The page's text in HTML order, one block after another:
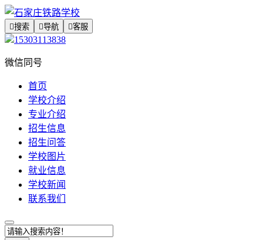
搜索 导航 客服
15303113838
微信同号
首页
学校介绍
专业介绍
招生信息
招生问答
学校图片
就业信息
学校新闻
联系我们